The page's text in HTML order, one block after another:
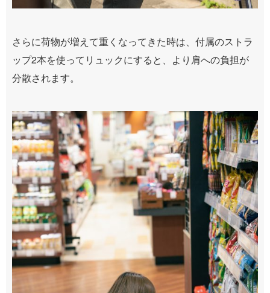
さらに荷物が増えて重くなってきた時は、付属のストラ
ップ2本を使ってリュックにすると、より肩への負担が
分散されます。